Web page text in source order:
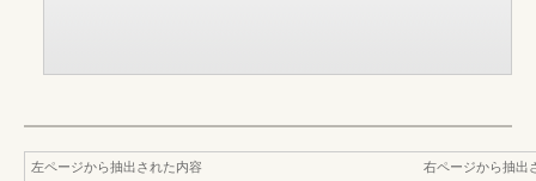
左ページから抽出された内容
右ページから抽出